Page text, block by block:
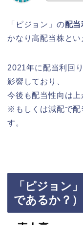
「ピジョン」の配当
かなり高配当株とい
2021年に配当利回
影響しており、
今後も配当性向は上
※もしくは減配で配
す。
「ピジョン
であるか？）